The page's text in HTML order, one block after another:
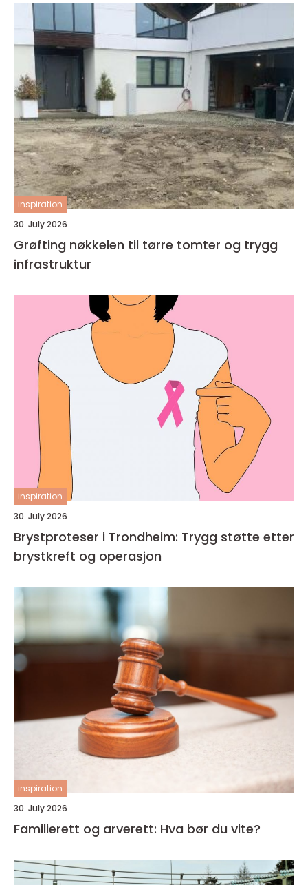
inspiration
30. July 2026
Grøfting nøkkelen til tørre tomter og trygg
infrastruktur
inspiration
30. July 2026
Brystproteser i Trondheim: Trygg støtte etter
brystkreft og operasjon
inspiration
30. July 2026
Familierett og arverett: Hva bør du vite?